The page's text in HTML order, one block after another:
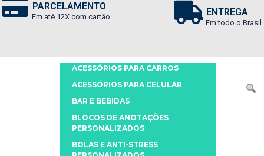
PARCELAMENTO
Em até 12X com cartão ENTREGA
Em todo o Brasil
ACESSÓRIOS PARA CARROS
ACESSÓRIOS PARA CELULAR
BAR E BEBIDAS
BLOCOS DE ANOTAÇÕES
PERSONALIZADOS
BOLAS E ANTI-STRESS